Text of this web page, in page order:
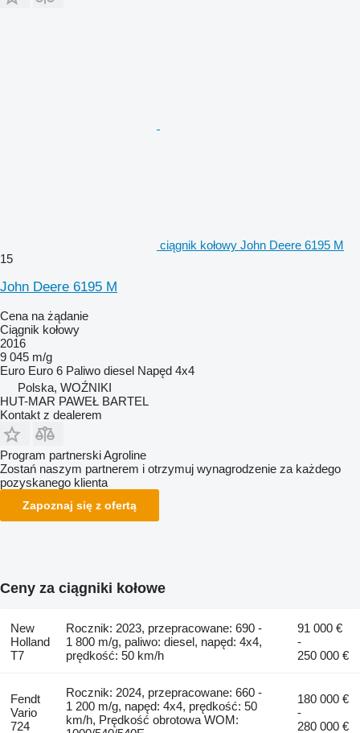
ciągnik kołowy John Deere 6195 M
15
John Deere 6195 M
Cena na żądanie
Ciągnik kołowy
2016
9 045 m/g
Euro Euro 6 Paliwo diesel Napęd 4x4
Polska, WOŹNIKI
HUT-MAR PAWEŁ BARTEL
Kontakt z dealerem
Program partnerski Agroline
Zostań naszym partnerem i otrzymuj wynagrodzenie za każdego
pozyskanego klienta
Zapoznaj się z ofertą
Ceny za ciągniki kołowe
New
Holland
T7
Rocznik: 2023, przepracowane: 690 -
1 800 m/g, paliwo: diesel, napęd: 4x4,
prędkość: 50 km/h
91 000 €
-
250 000 €
Fendt
Vario
724
Rocznik: 2024, przepracowane: 660 -
1 200 m/g, napęd: 4x4, prędkość: 50
km/h, Prędkość obrotowa WOM:
180 000 €
-
280 000 €